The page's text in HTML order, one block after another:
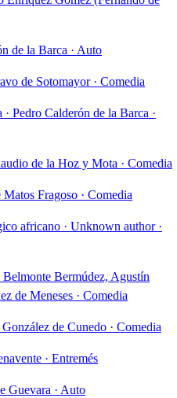
de la Barca · Auto
de Sotomayor · Comedia
· Pedro Calderón de la Barca ·
de la Hoz y Mota · Comedia
Matos Fragoso · Comedia
africano · Unknown author ·
Bermúdez, Agustín
de Meneses · Comedia
de Cunedo · Comedia
· Entremés
Guevara · Auto